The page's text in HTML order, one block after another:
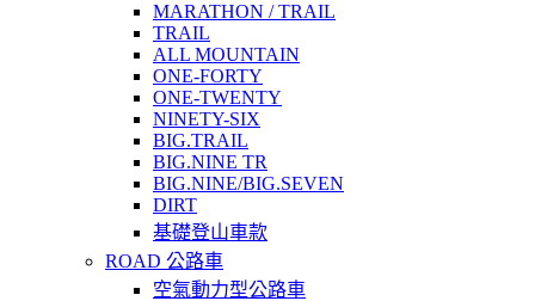
MARATHON / TRAIL
TRAIL
ALL MOUNTAIN
ONE-FORTY
ONE-TWENTY
NINETY-SIX
BIG.TRAIL
BIG.NINE TR
BIG.NINE/BIG.SEVEN
DIRT
基礎登山車款
ROAD 公路車
空氣動力型公路車